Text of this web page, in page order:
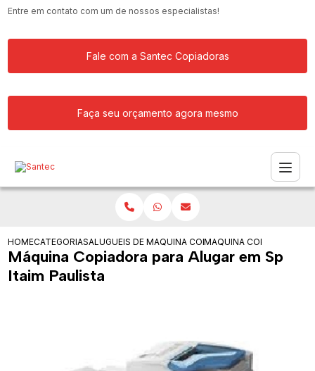
Entre em contato com um de nossos especialistas!
Fale com a Santec Copiadoras
Faça seu orçamento agora mesmo
HOMECATEGORIASALUGUEIS DE COPIADORASMAQUINA COPIADORA COLORIDA PARA
MAQUINA COPIADORA
Máquina Copiadora para Alugar em Sp
Itaim Paulista